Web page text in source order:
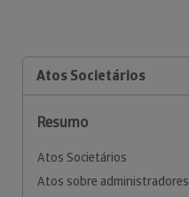
Atos Societários
Resumo
Atos Societários
Atos sobre administradores